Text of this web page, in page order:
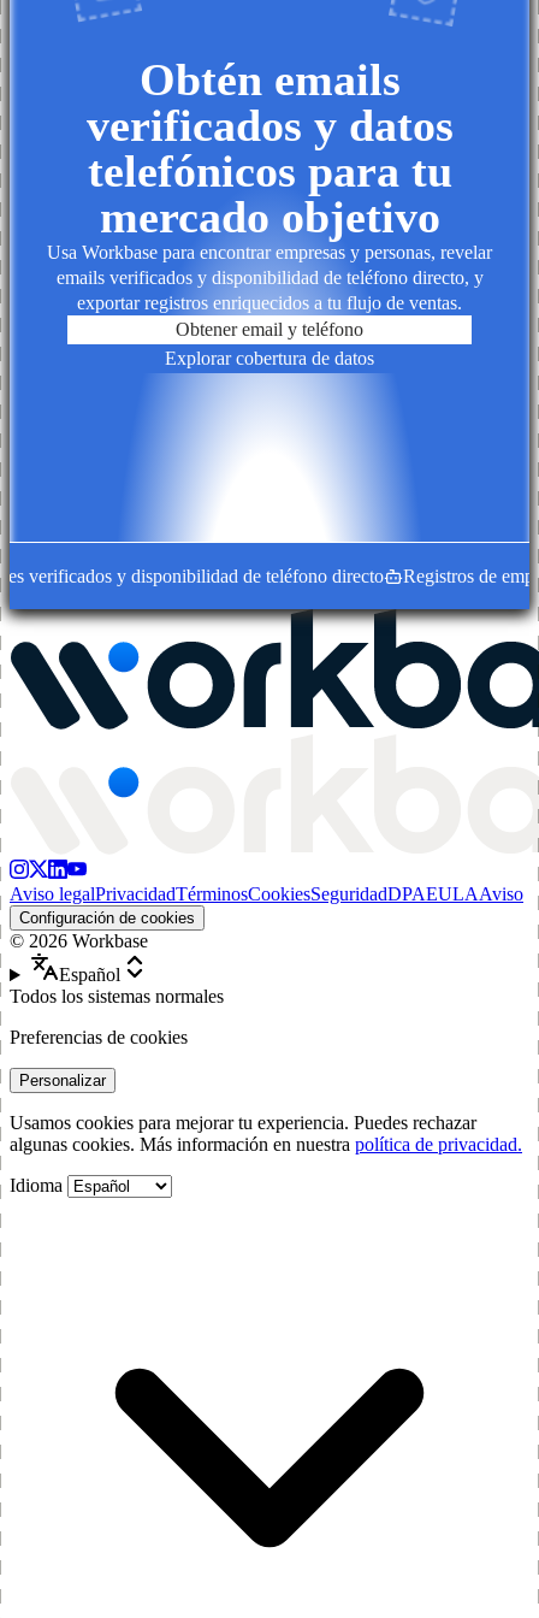
Obtén emails
verificados y datos
telefónicos para tu
mercado objetivo
Usa Workbase para encontrar empresas y personas, revelar
emails verificados y disponibilidad de teléfono directo, y
exportar registros enriquecidos a tu flujo de ventas.
Obtener email y teléfono
Explorar cobertura de datos
verificados y disponibilidad de teléfono directo Registros de
Aviso legalPrivacidadTérminosCookiesSeguridadDPAEULAAviso
Configuración de cookies
© 2026 Workbase
Español
Todos los sistemas normales
Preferencias de cookies
Personalizar
Usamos cookies para mejorar tu experiencia. Puedes rechazar
algunas cookies. Más información en nuestra política de privacidad.
Idioma